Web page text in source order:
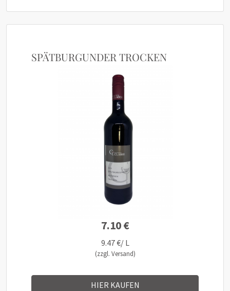
SPÄTBURGUNDER TROCKEN
7.10 €
9.47 €/ L
(zzgl. Versand)
HIER KAUFEN